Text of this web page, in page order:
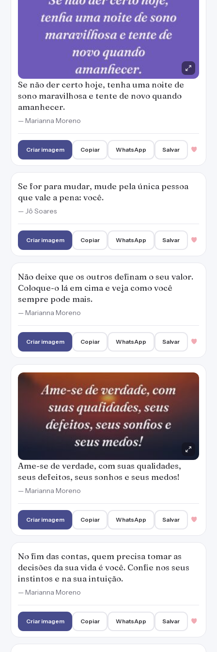
Se não der certo hoje, tenha uma noite de
sono maravilhosa e tente de novo quando
amanhecer.
— Marianna Moreno
Criar imagem Copiar WhatsApp Salvar
Se for para mudar, mude pela única pessoa
que vale a pena: você.
— Jô Soares
Criar imagem Copiar WhatsApp Salvar
Não deixe que os outros definam o seu valor.
Coloque-o lá em cima e veja como você
sempre pode mais.
— Marianna Moreno
Criar imagem Copiar WhatsApp Salvar
Ame-se de verdade, com suas qualidades,
seus defeitos, seus sonhos e seus medos!
— Marianna Moreno
Criar imagem Copiar WhatsApp Salvar
No fim das contas, quem precisa tomar as
decisões da sua vida é você. Confie nos seus
instintos e na sua intuição.
— Marianna Moreno
Criar imagem Copiar WhatsApp Salvar